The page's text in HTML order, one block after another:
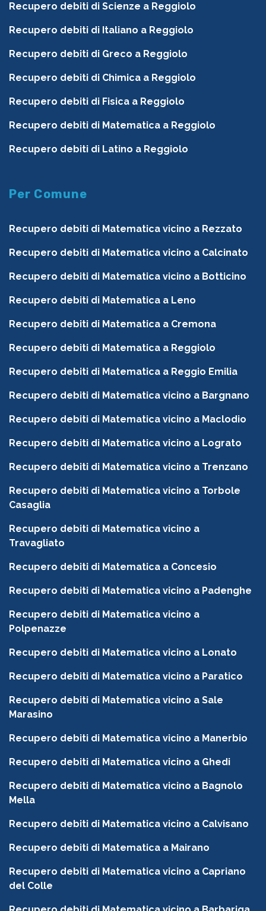
Recupero debiti di Scienze a Reggiolo
Recupero debiti di Italiano a Reggiolo
Recupero debiti di Greco a Reggiolo
Recupero debiti di Chimica a Reggiolo
Recupero debiti di Fisica a Reggiolo
Recupero debiti di Matematica a Reggiolo
Recupero debiti di Latino a Reggiolo
Per Comune
Recupero debiti di Matematica vicino a Rezzato
Recupero debiti di Matematica vicino a Calcinato
Recupero debiti di Matematica vicino a Botticino
Recupero debiti di Matematica a Leno
Recupero debiti di Matematica a Cremona
Recupero debiti di Matematica a Reggiolo
Recupero debiti di Matematica a Reggio Emilia
Recupero debiti di Matematica vicino a Bargnano
Recupero debiti di Matematica vicino a Maclodio
Recupero debiti di Matematica vicino a Lograto
Recupero debiti di Matematica vicino a Trenzano
Recupero debiti di Matematica vicino a Torbole
Casaglia
Recupero debiti di Matematica vicino a
Travagliato
Recupero debiti di Matematica a Concesio
Recupero debiti di Matematica vicino a Padenghe
Recupero debiti di Matematica vicino a
Polpenazze
Recupero debiti di Matematica vicino a Lonato
Recupero debiti di Matematica vicino a Paratico
Recupero debiti di Matematica vicino a Sale
Marasino
Recupero debiti di Matematica vicino a Manerbio
Recupero debiti di Matematica vicino a Ghedi
Recupero debiti di Matematica vicino a Bagnolo
Mella
Recupero debiti di Matematica vicino a Calvisano
Recupero debiti di Matematica a Mairano
Recupero debiti di Matematica vicino a Capriano
del Colle